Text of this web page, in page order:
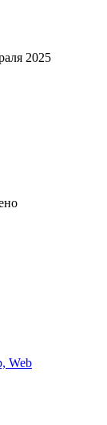
2025
Web